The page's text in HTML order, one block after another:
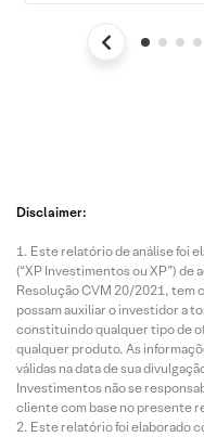
Disclaimer:
Este relatório de análise foi
(“XP Investimentos ou XP”) de
Resolução CVM 20/2021, tem
possam auxiliar o investidor a
constituindo qualquer tipo de
qualquer produto. As
válidas na data de sua
Investimentos não se
cliente com base no presente
Este relatório foi elaborado